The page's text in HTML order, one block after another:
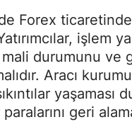
Forex
işlem
mali durumunu ve
Aracı
yaşaması
paralarını geri